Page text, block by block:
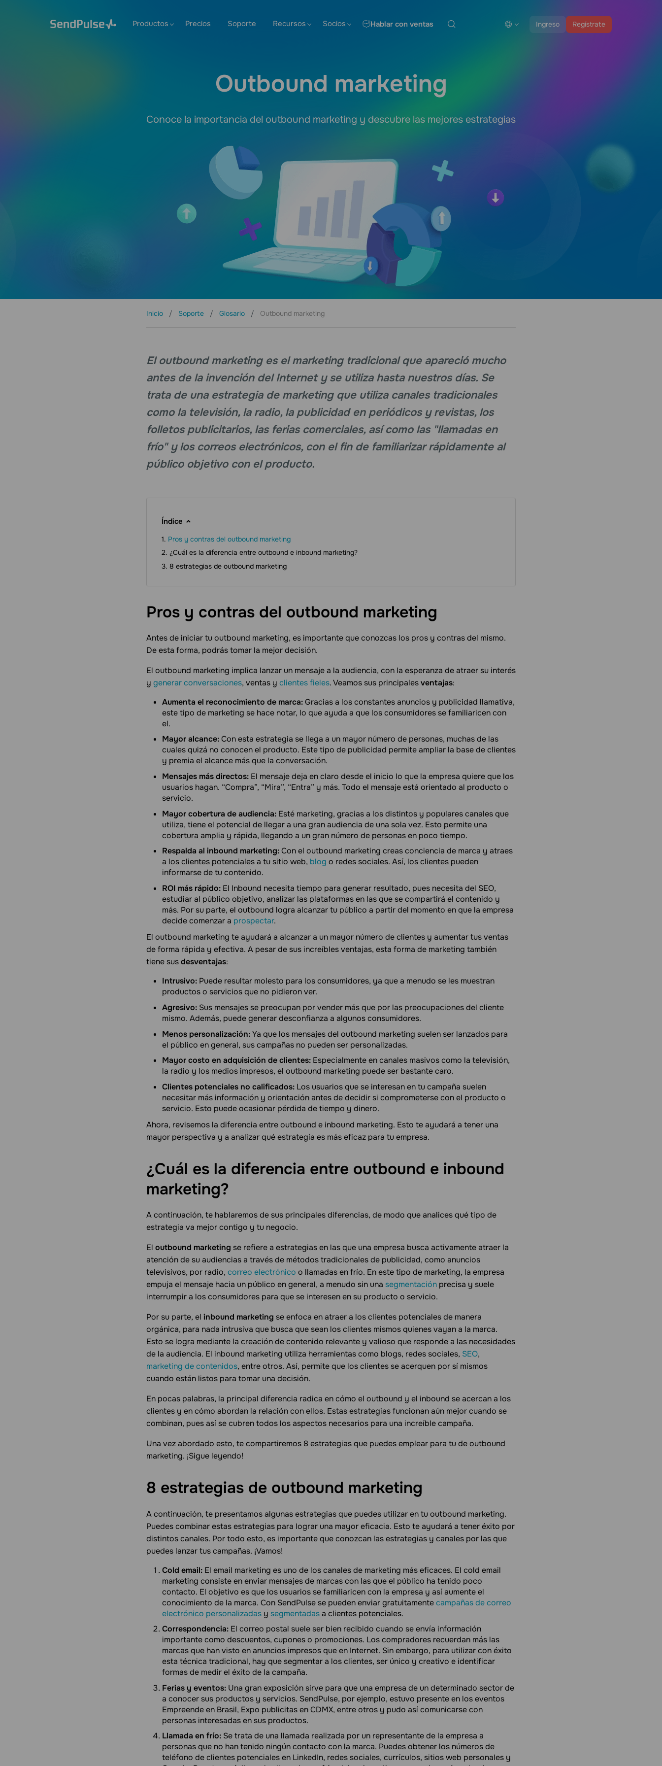
Ingreso Regístrate
Productos Precios Soporte Recursos Socios Hablar con ventas
Outbound marketing
Conoce la importancia del outbound marketing y descubre las mejores estrategias
Inicio Soporte Glosario Outbound marketing
El outbound marketing es el marketing tradicional que apareció mucho
antes de la invención del Internet y se utiliza hasta nuestros días. Se
trata de una estrategia de marketing que utiliza canales tradicionales
como la televisión, la radio, la publicidad en periódicos y revistas, los
folletos publicitarios, las ferias comerciales, así como las "llamadas en
frío" y los correos electrónicos, con el fin de familiarizar rápidamente al
público objetivo con el producto.
Índice
Pros y contras del outbound marketing
¿Cuál es la diferencia entre outbound e inbound marketing?
8 estrategias de outbound marketing
Pros y contras del outbound marketing
Antes de iniciar tu outbound marketing, es importante que conozcas los pros y contras del mismo.
De esta forma, podrás tomar la mejor decisión.
El outbound marketing implica lanzar un mensaje a la audiencia, con la esperanza de atraer su interés
y generar conversaciones, ventas y clientes fieles. Veamos sus principalesventajas:
Aumenta el reconocimiento de marca:Gracias a los constantes anuncios y publicidad llamativa,
este tipo de marketing se hace notar, lo que ayuda a que los consumidores se familiaricen con
el.
Mayor alcance:Con esta estrategia se llega a un mayor número de personas, muchas de las
cuales quizá no conocen el producto. Este tipo de publicidad permite ampliar la base de clientes
y premia el alcance más que la conversación.
Mensajes más directos: El mensaje deja en claro desde el inicio lo que la empresa quiere que los
usuarios hagan. “Compra”, “Mira”, “Entra” y más. Todo el mensaje está orientado al producto o
servicio.
Mayor cobertura de audiencia: Esté marketing, gracias a los distintos y populares canales que
utiliza, tiene el potencial de llegar a una gran audiencia de una sola vez. Esto permite una
cobertura amplia y rápida, llegando a un gran número de personas en poco tiempo.
Respalda al inbound marketing:Con el outbound marketing creas conciencia de marca y atraes
a los clientes potenciales a tu sitio web, blog o redes sociales. Así, los clientes pueden
informarse de tu contenido.
ROI más rápido: El Inbound necesita tiempo para generar resultado, pues necesita del SEO,
estudiar al público objetivo, analizar las plataformas en las que se compartirá el contenido y
más. Por su parte, el outbound logra alcanzar tu público a partir del momento en que la empresa
decide comenzar a prospectar.
El outbound marketing te ayudará a alcanzar a un mayor número de clientes y aumentar tus ventas
de forma rápida y efectiva. A pesar de sus increíbles ventajas, esta forma de marketing también
tiene susdesventajas:
Intrusivo: Puede resultar molesto para los consumidores, ya que a menudo se les muestran
productos o servicios que no pidieron ver.
Agresivo: Sus mensajes se preocupan por vender más que por las preocupaciones del cliente
mismo. Además, puede generar desconfianza a algunos consumidores.
Menos personalización:Ya que los mensajes del outbound marketing suelen ser lanzados para
el público en general, sus campañas no pueden ser personalizadas.
Mayor costo en adquisición de clientes: Especialmente en canales masivos como la televisión,
la radio y los medios impresos, el outbound marketing puede ser bastante caro.
Clientes potenciales no calificados: Los usuarios que se interesan en tu campaña suelen
necesitar más información y orientación antes de decidir si comprometerse con el producto o
servicio. Esto puede ocasionar pérdida de tiempo y dinero.
Ahora, revisemos la diferencia entre outbound e inbound marketing. Esto te ayudará a tener una
mayor perspectiva y a analizar qué estrategía es más eficaz para tu empresa.
¿Cuál es la diferencia entre outbound e inbound
marketing?
A continuación, te hablaremos de sus principales diferencias, de modo que analices qué tipo de
estrategia va mejor contigo y tu negocio.
El outbound marketing se refiere a estrategias en las que una empresa busca activamente atraer la
atención de su audiencias a través de métodos tradicionales de publicidad, como anuncios
televisivos, por radio, correo electrónico o llamadas en frío. En este tipo de marketing, la empresa
empuja el mensaje hacia un público en general, a menudo sin una segmentación precisa y suele
interrumpir a los consumidores para que se interesen en su producto o servicio.
Por su parte, el inbound marketing se enfoca en atraer a los clientes potenciales de manera
orgánica, para nada intrusiva que busca que sean los clientes mismos quienes vayan a la marca.
Esto se logra mediante la creación de contenido relevante y valioso que responde a las necesidades
de la audiencia. El inbound marketing utiliza herramientas como blogs, redes sociales, SEO,
marketing de contenidos, entre otros. Así, permite que los clientes se acerquen por sí mismos
cuando están listos para tomar una decisión.
En pocas palabras, la principal diferencia radica en cómo el outbound y el inbound se acercan a los
clientes y en cómo abordan la relación con ellos. Estas estrategias funcionan aún mejor cuando se
combinan, pues así se cubren todos los aspectos necesarios para una increíble campaña.
Una vez abordado esto, te compartiremos 8 estrategias que puedes emplear para tu de outbound
marketing. ¡Sigue leyendo!
8 estrategias de outbound marketing
A continuación, te presentamos algunas estrategias que puedes utilizar en tu outbound marketing.
Puedes combinar estas estrategias para lograr una mayor eficacia. Esto te ayudará a tener éxito por
distintos canales. Por todo esto, es importante que conozcan las estrategias y canales por las que
puedes lanzar tus campañas. ¡Vamos!
Cold email: El email marketing es uno de los canales de marketing más eficaces. El cold email
marketing consiste en enviar mensajes de marcas con las que el público ha tenido poco
contacto. El objetivo es que los usuarios se familiaricen con la empresa y así aumente el
conocimiento de la marca. Con SendPulse se pueden enviar gratuitamentecampañas de correo
electrónico personalizadas y segmentadasa clientes potenciales.
Correspondencia: El correo postal suele ser bien recibido cuando se envía información
importante como descuentos, cupones o promociones. Los compradores recuerdan más las
marcas que han visto en anuncios impresos que en Internet. Sin embargo, para utilizar con éxito
esta técnica tradicional, hay que segmentar a los clientes, ser único y creativo e identificar
formas de medir el éxito de la campaña.
Ferias y eventos: Una gran exposición sirve para que una empresa de un determinado sector de
a conocer sus productos y servicios. SendPulse, por ejemplo, estuvo presente en los eventos
Empreende en Brasil, Expo publicitas en CDMX, entre otros y pudo así comunicarse con
personas interesadas en sus productos.
Llamada en frío: Se trata de una llamada realizada por un representante de la empresa a
personas que no han tenido ningún contacto con la marca. Puedes obtener los números de
teléfono de clientes potenciales en LinkedIn, redes sociales, currículos, sitios web personales y